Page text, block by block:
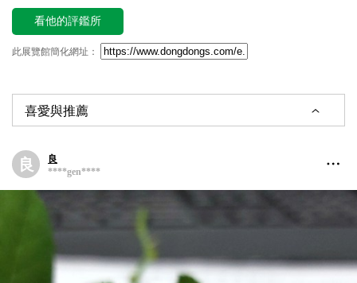
看他的評鑑所
此展覽館簡化網址：
喜愛與推薦
推薦的展覽館
彭
****ianita02****
良
良
****gen****